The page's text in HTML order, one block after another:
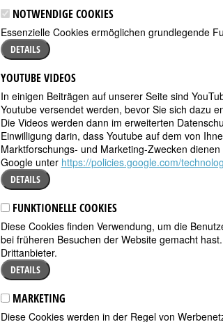
inspirierte mit ihren leidenschaftlichen,
für soziale Gerechtigkeit viele LeserInnen
der US-amerikanischen
(1973 hg. von Ellen Bass und Florence
In ihrer 50jährigen Laufbahn veröffentlichte
drei Biographien, zwei Romane, einen
sich selbst und andere durch das dichterische
zu ermöglichen.
war die erste Tochter einer sehr reichen
Sie studiert zwei Jahre am Vassar
und beginnt zu schreiben. Wegen ihrer
SchriftstellerInnen der 1930er Jahre
der “Scottsboro Boys”), über
sie einen Sohn und zieht ihn allein auf.
NOTWENDIGE COOKIES
Essenzielle Cookies ermöglichen grundlegende
DETAILS
YOUTUBE VIDEOS
In einigen Beiträgen auf unserer Seite sind
Youtube versendet werden, bevor Sie sich dazu
Die Videos werden dann im erweiterten
Einwilligung darin, dass Youtube auf dem von
Marktforschungs- und Marketing-Zwecken
Google unter https://policies.google.com/
DETAILS
FUNKTIONELLE COOKIES
Diese Cookies finden Verwendung, um die
bei früheren Besuchen der Website gemacht
Drittanbieter.
DETAILS
MARKETING
Diese Cookies werden in der Regel von